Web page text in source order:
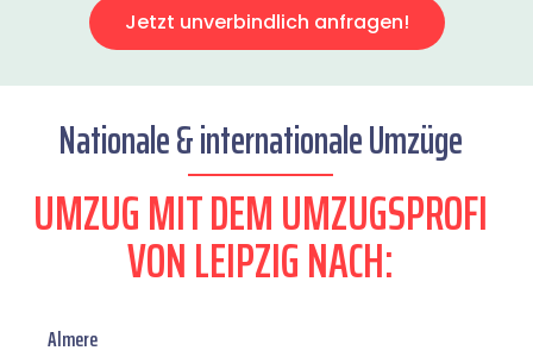
Jetzt unverbindlich anfragen!
Nationale & internationale Umzüge
UMZUG MIT DEM UMZUGSPROFI
VON LEIPZIG NACH:
Almere